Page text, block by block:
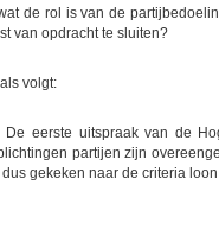
de rol is van de
van opdracht te sluiten?
volgt:
eerste uitspraak van de
partijen zijn
gekeken naar de criteria